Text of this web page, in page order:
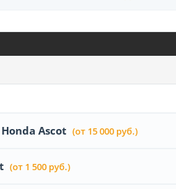
Ascot (от 15 000 руб.)
(от 1 500 руб.)